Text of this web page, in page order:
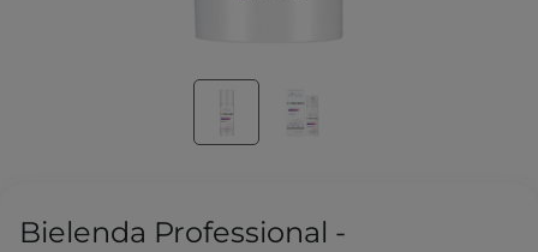
Bielenda Professional -